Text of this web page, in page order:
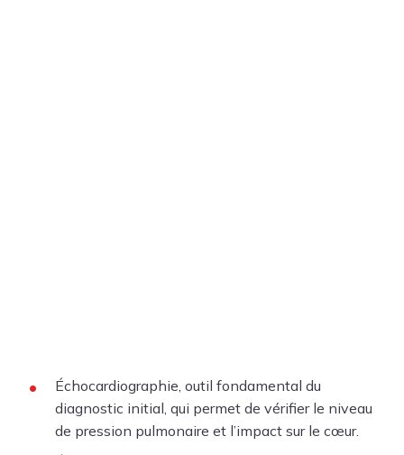
Échocardiographie, outil fondamental du
diagnostic initial, qui permet de vérifier le niveau
de pression pulmonaire et l’impact sur le cœur.